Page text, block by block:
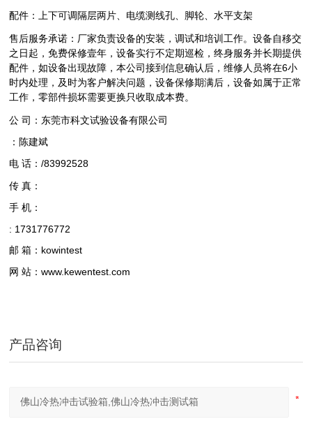
配件：上下可调隔层两片、电缆测线孔、脚轮、水平支架
售后服务承诺：厂家负责设备的安装，调试和培训工作。设备自移交
之日起，免费保修壹年，设备实行不定期巡检，终身服务并长期提供
配件，如设备出现故障，本公司接到信息确认后，维修人员将在6小
时内处理，及时为客户解决问题，设备保修期满后，设备如属于正常
工作，零部件损坏需要更换只收取成本费。
公 司：东莞市科文试验设备有限公司
：陈建斌
电 话：/83992528
传 真：
手 机：
: 1731776772
邮 箱：kowintest
网 站：www.kewentest.com
产品咨询